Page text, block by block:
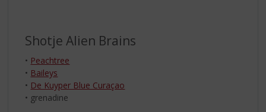
Shotje Alien Brains
• Peachtree
• Baileys
• De Kuyper Blue Curaçao
• grenadine